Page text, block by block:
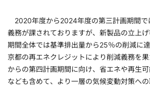
2020年度から2024年度の第三計画期間で
義務が課されておりますが、新製品の立上
期間全体では基準排出量から25％の削減に
京都の再エネクレジットにより削減義務を
からの第四計画期間に向け、省エネや再生
なども含めて、より一層の気候変動対策へ